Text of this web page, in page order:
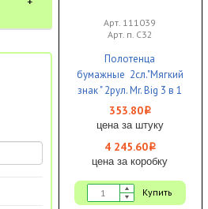
Арт. 111039
Арт. п. С32
Полотенца
бумажные 2сл."Мягкий
знак " 2рул. Mr. Big 3 в 1
белые 1/12
353.80i
цена за штуку
4 245.60i
цена за коробку
Купить